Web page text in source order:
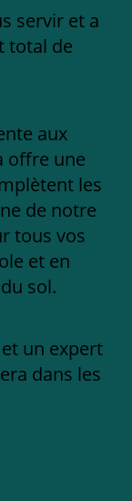
servir et a
total de
aux
offre une
les
de notre
tous vos
et en
sol.
un expert
dans les